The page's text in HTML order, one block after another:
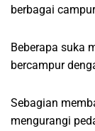
berbagai
Beberapa suka
bercampur
Sebagian
mengurangi